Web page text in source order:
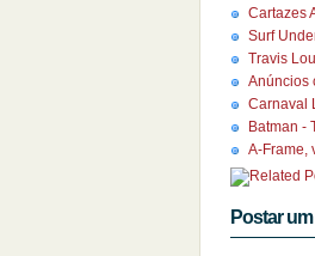
Cartazes
Surf
Travis
Anúncios
Carnaval
Batman -
A-Frame,
Postar